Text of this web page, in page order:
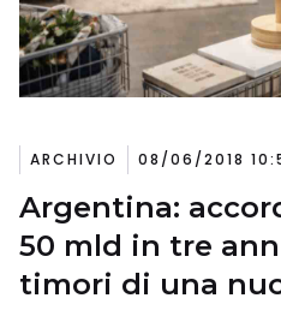
ARCHIVIO 08/06/2018
Argentina:
50 mld in tre
timori di una